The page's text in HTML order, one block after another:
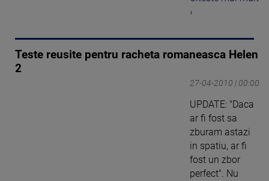
›
Teste reusite pentru racheta romaneasca Helen
2
27-04-2010 | 00:00
UPDATE: "Daca
ar fi fost sa
zburam astazi
in spatiu, ar fi
fost un zbor
perfect". Nu